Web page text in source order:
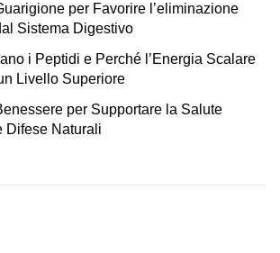
per Favorire l’eliminazione
Sistema Digestivo
i Peptidi e Perché l’Energia Scalare
Livello Superiore
per Supportare la Salute
Difese Naturali